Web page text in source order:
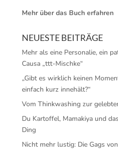
Mehr über das Buch erfahren
NEUESTE BEITRÄGE
Mehr als eine Personalie, ein
Causa „ttt-Mischke“
„Gibt es wirklich keinen
einfach kurz innehält?“
Vom Thinkwashing zur
Du Kartoffel, Mamakiya und
Ding
Nicht mehr lustig: Die Gags